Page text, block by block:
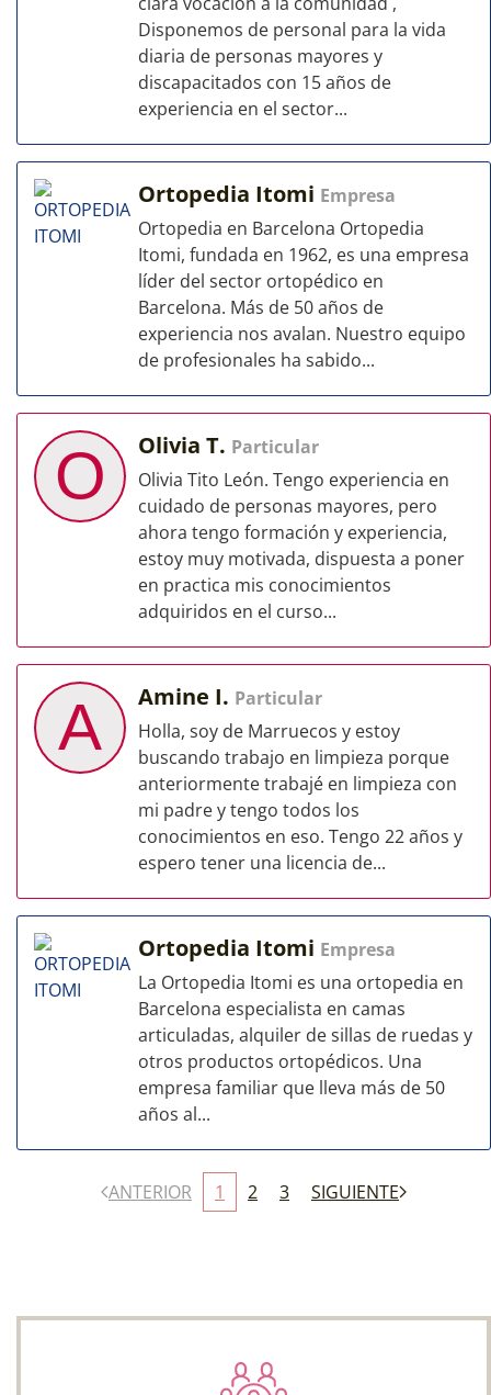
Disponemos de personal para la vida
diaria de personas mayores y
discapacitados con 15 años de
experiencia en el sector...
Ortopedia Itomi Empresa
Ortopedia en Barcelona Ortopedia
Itomi, fundada en 1962, es una empresa
líder del sector ortopédico en
Barcelona. Más de 50 años de
experiencia nos avalan. Nuestro equipo
de profesionales ha sabido...
O Olivia T. Particular
Olivia Tito León. Tengo experiencia en
cuidado de personas mayores, pero
ahora tengo formación y experiencia,
estoy muy motivada, dispuesta a poner
en practica mis conocimientos
adquiridos en el curso...
A Amine I. Particular
Holla, soy de Marruecos y estoy
buscando trabajo en limpieza porque
anteriormente trabajé en limpieza con
mi padre y tengo todos los
conocimientos en eso. Tengo 22 años y
espero tener una licencia de...
Ortopedia Itomi Empresa
La Ortopedia Itomi es una ortopedia en
Barcelona especialista en camas
articuladas, alquiler de sillas de ruedas y
otros productos ortopédicos. Una
empresa familiar que lleva más de 50
años al...
ANTERIOR 1 2 3 SIGUIENTE